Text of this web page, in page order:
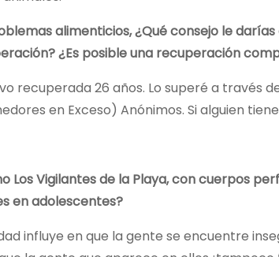
alimenticios, ¿Qué consejo le
¿Es posible una recuperación
recuperada 26 años. Lo superé a través
en Exceso) Anónimos. Si alguien
Los Vigilantes de la Playa, con cuerpos
en adolescentes?
influye en que la gente se encuentre